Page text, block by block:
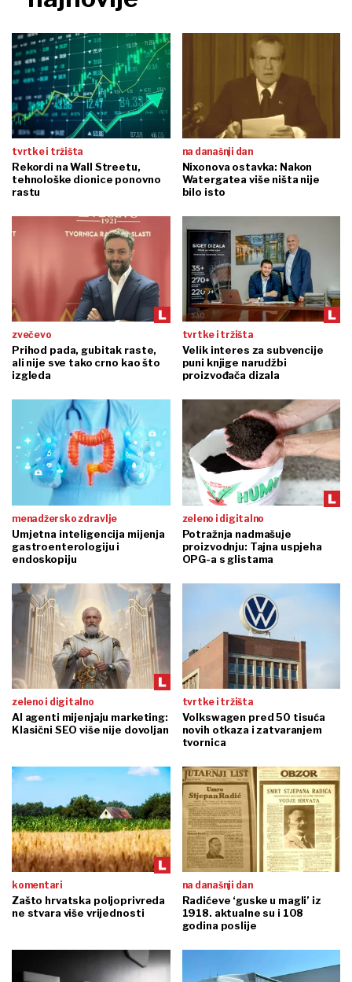
tvrtke i tržišta
Rekordi na Wall Streetu,
tehnološke dionice ponovno
rastu
na današnji dan
Nixonova ostavka: Nakon
Watergatea više ništa nije
bilo isto
zvečevo
Prihod pada, gubitak raste,
ali nije sve tako crno kao što
izgleda
tvrtke i tržišta
Velik interes za subvencije
puni knjige narudžbi
proizvođača dizala
menadžersko zdravlje
Umjetna inteligencija mijenja
gastroenterologiju i
endoskopiju
zeleno i digitalno
Potražnja nadmašuje
proizvodnju: Tajna uspjeha
OPG-a s glistama
zeleno i digitalno
AI agenti mijenjaju marketing:
Klasični SEO više nije dovoljan
tvrtke i tržišta
Volkswagen pred 50 tisuća
novih otkaza i zatvaranjem
tvornica
komentari
Zašto hrvatska poljoprivreda
ne stvara više vrijednosti
na današnji dan
Radićeve ‘guske u magli’ iz
1918. aktualne su i 108
godina poslije